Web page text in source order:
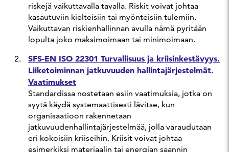
riskejä vaikuttavalla tavalla. Riskit voivat johtaa
kasautuviin kielteisiin tai myönteisiin tulemiin.
Vaikuttavan riskienhallinnan avulla nämä pyritään
lopulta joko maksimoimaan tai minimoimaan.
SFS-EN ISO 22301 Turvallisuus ja kriisinkestävyys.
Liiketoiminnan jatkuvuuden hallintajärjestelmät.
Vaatimukset
Standardissa nostetaan esiin vaatimuksia, jotka on
syytä käydä systemaattisesti lävitse, kun
organisaatioon rakennetaan
jatkuvuudenhallintajärjestelmää, jolla varaudutaan
eri kokoisiin kriiseihin. Kriisit voivat johtaa
esimerkiksi materiaalin tai energian saannin